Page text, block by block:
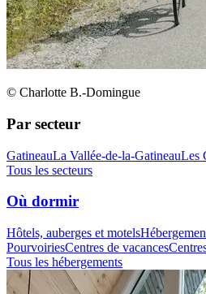
© Charlotte B.-Domingue
Par secteur
GatineauLa Vallée-de-la-GatineauLes
Tous les secteurs
Où dormir
Hôtels, auberges et motels
PourvoiriesCentres de vacances
Tous les hébergements